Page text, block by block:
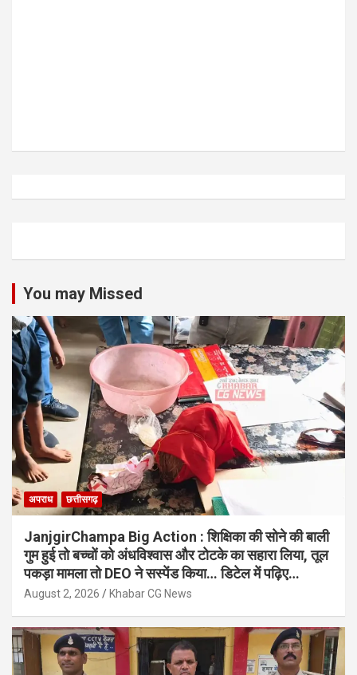
You may Missed
अपराध छत्तीसगढ़
JanjgirChampa Big Action : शिक्षिका की सोने की बाली
गुम हुई तो बच्चों को अंधविश्वास और टोटके का सहारा लिया, तूल
पकड़ा मामला तो DEO ने सस्पेंड किया… डिटेल में पढ़िए…
August 2, 2026 Khabar CG News